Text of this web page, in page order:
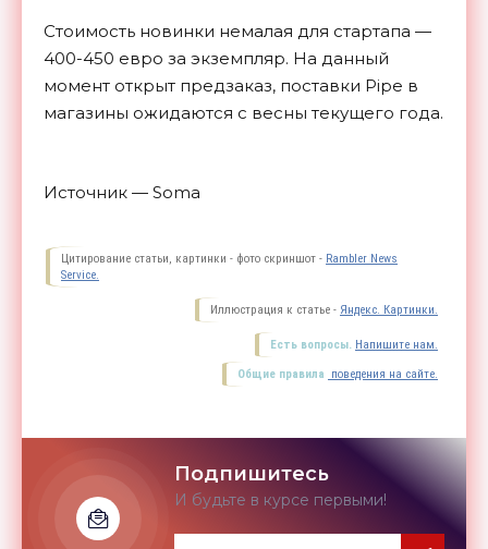
Стоимость новинки немалая для стартапа —
400-450 евро за экземпляр. На данный
момент открыт предзаказ, поставки Pipe в
магазины ожидаются с весны текущего года.
Источник — Soma
Цитирование статьи, картинки - фото скриншот - Rambler News
Service.
Иллюстрация к статье - Яндекс. Картинки.
Есть вопросы. Напишите нам.
Общие правила поведения на сайте.
Подпишитесь
И будьте в курсе первыми!